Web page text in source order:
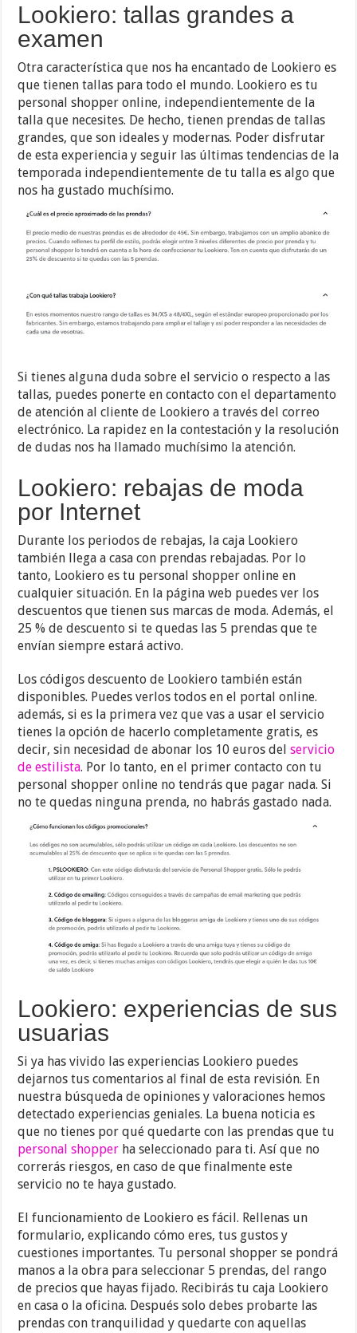
Lookiero: tallas grandes a
examen
Otra característica que nos ha encantado de Lookiero es
que tienen tallas para todo el mundo. Lookiero es tu
personal shopper online, independientemente de la
talla que necesites. De hecho, tienen prendas de tallas
grandes, que son ideales y modernas. Poder disfrutar
de esta experiencia y seguir las últimas tendencias de la
temporada independientemente de tu talla es algo que
nos ha gustado muchísimo.
Si tienes alguna duda sobre el servicio o respecto a las
tallas, puedes ponerte en contacto con el departamento
de atención al cliente de Lookiero a través del correo
electrónico. La rapidez en la contestación y la resolución
de dudas nos ha llamado muchísimo la atención.
Lookiero: rebajas de moda
por Internet
Durante los periodos de rebajas, la caja Lookiero
también llega a casa con prendas rebajadas. Por lo
tanto, Lookiero es tu personal shopper online en
cualquier situación. En la página web puedes ver los
descuentos que tienen sus marcas de moda. Además, el
25 % de descuento si te quedas las 5 prendas que te
envían siempre estará activo.
Los códigos descuento de Lookiero también están
disponibles. Puedes verlos todos en el portal online.
además, si es la primera vez que vas a usar el servicio
tienes la opción de hacerlo completamente gratis, es
decir, sin necesidad de abonar los 10 euros delservicio
de estilista. Por lo tanto, en el primer contacto con tu
personal shopper online no tendrás que pagar nada. Si
no te quedas ninguna prenda, no habrás gastado nada.
Lookiero: experiencias de sus
usuarias
Si ya has vivido las experiencias Lookiero puedes
dejarnos tus comentarios al final de esta revisión. En
nuestra búsqueda de opiniones y valoraciones hemos
detectado experiencias geniales. La buena noticia es
que no tienes por qué quedarte con las prendas que tu
personal shopper ha seleccionado para ti. Así que no
correrás riesgos, en caso de que finalmente este
servicio no te haya gustado.
El funcionamiento de Lookiero es fácil. Rellenas un
formulario, explicando cómo eres, tus gustos y
cuestiones importantes. Tu personal shopper se pondrá
manos a la obra para seleccionar 5 prendas, del rango
de precios que hayas fijado. Recibirás tu caja Lookiero
en casa o la oficina. Después solo debes probarte las
prendas con tranquilidad y quedarte con aquellas